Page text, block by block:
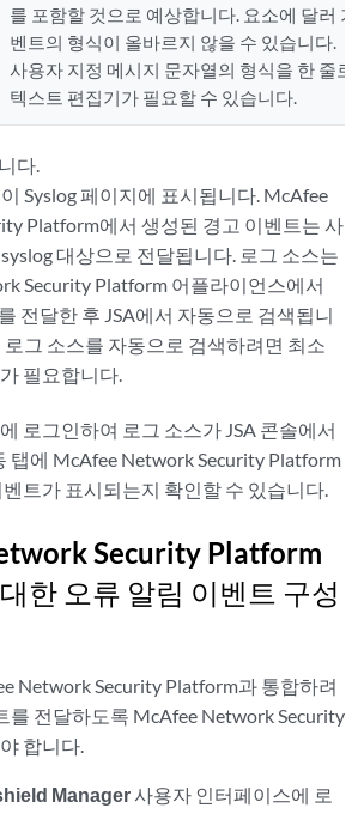
를 포함할 것으로 예상합니다. 요소에 달러
벤트의 형식이 올바르지 않을 수 있습니다.
사용자 지정 메시지 문자열의 형식을 한 줄로
텍스트 편집기가 필요할 수 있습니다.
다.
Syslog 페이지에 표시됩니다. McAfee
Platform에서 생성된 경고 이벤트는 사
대상으로 전달됩니다. 로그 소스는
Security Platform 어플라이언스에서
전달한 후 JSA에서 자동으로 검색됩니
로그 소스를 자동으로 검색하려면 최소
필요합니다.
로그인하여 로그 소스가 JSA 콘솔에서
탭에 McAfee Network Security Platform
트가 표시되는지 확인할 수 있습니다.
Security Platform
한 오류 알림 이벤트 구성
Network Security Platform과 통합하려
를 전달하도록 McAfee Network Security
합니다.
Manager사용자 인터페이스에 로